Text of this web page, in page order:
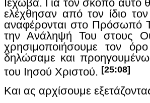
Ιεχωβά. Για τον σκοπό αυτό
ελέχθησαν από τον ίδιο
αναφέρονται στο Πρόσωπό
την Ανάληψή Του στους
χρησιμοποιήσουμε τον
δηλώσαμε και
του Ιησού Χριστού. [25:08]
Και ας αρχίσουμε